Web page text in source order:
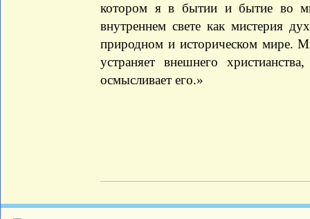
котором я в бытии и бытие во
внутреннем свете как мистерия
природном и историческом мире.
устраняет внешнего
осмысливает его.»